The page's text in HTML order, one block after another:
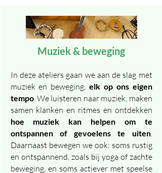
Muziek & beweging
In deze ateliers gaan we aan de slag met
muziek en beweging, elk op ons eigen
tempo. We luisteren naar muziek, maken
samen klanken en ritmes en ontdekken
hoe muziek kan helpen om te
ontspannen of gevoelens te uiten.
Daarnaast bewegen we ook: soms rustig
en ontspannend, zoals bij yoga of zachte
beweging, en soms actiever met speelse